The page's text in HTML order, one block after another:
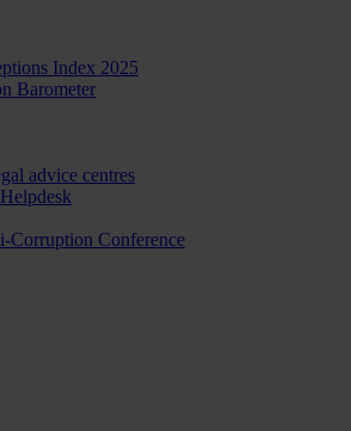
Index 2025
Barometer
advice centres
Corruption Conference